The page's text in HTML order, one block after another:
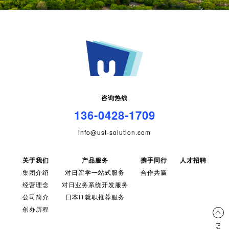
咨询热线
136-0428-1709
info@ust-solution.com
关于我们
集团介绍
经营理念
公司简介
创办历程
产品服务
对日留学一站式服务
对日业务系统开发服务
日本IT就职推荐服务
携手同行
合作共赢
人才招聘